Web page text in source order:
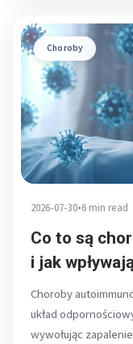
Choroby
2026-07-30•6 min read
Co to są
i jak
Choroby
układ
wywołując